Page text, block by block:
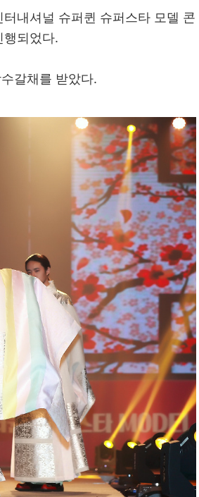
내셔널 슈퍼퀸 슈퍼스타 모델 콘
행되었다.
갈채를 받았다.